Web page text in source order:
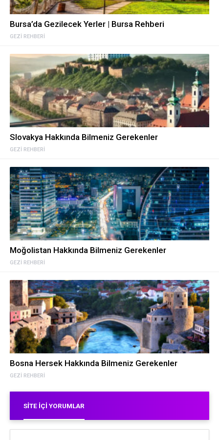
GEZI REHBERI
Bursa’da Gezilecek Yerler | Bursa Rehberi
GEZI REHBERI
Slovakya Hakkında Bilmeniz Gerekenler
GEZI REHBERI
Moğolistan Hakkında Bilmeniz Gerekenler
GEZI REHBERI
Bosna Hersek Hakkında Bilmeniz Gerekenler
SITE İÇI YORUMLAR